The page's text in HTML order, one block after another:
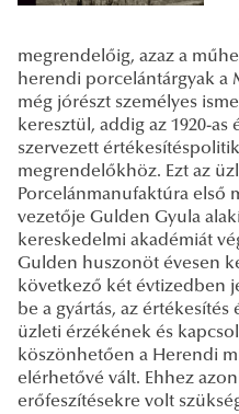
megrendelőig, azaz a
herendi porcelántárgyak a
még jórészt személyes
keresztül, addig az 1920-
szervezett
megrendelőkhöz. Ezt az
Porcelánmanufaktúra első
vezetője Gulden Gyula
kereskedelmi akadémiát
Gulden huszonöt évesen
következő két évtizedben
be a gyártás, az értékesítés
üzleti érzékének és
köszönhetően a Herendi
elérhetővé vált. Ehhez
erőfeszítésekre volt